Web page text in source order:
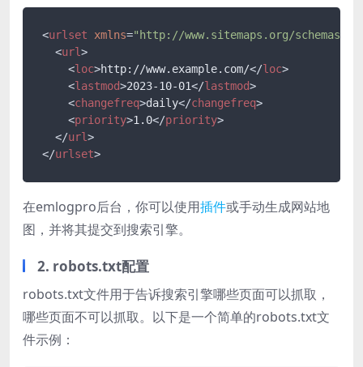
<urlset xmlns="http://www.sitemaps.org/schemas/
<url>
<loc>http://www.example.com/</loc>
<lastmod>2023-10-01</lastmod>
<changefreq>daily</changefreq>
<priority>1.0</priority>
</url>
</urlset>
在emlogpro后台，你可以使用插件或手动生成网站地
图，并将其提交到搜索引擎。
2. robots.txt配置
robots.txt文件用于告诉搜索引擎哪些页面可以抓取，
哪些页面不可以抓取。以下是一个简单的robots.txt文
件示例：